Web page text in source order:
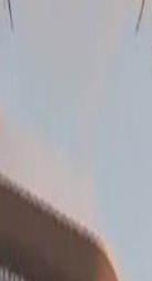
Mis favoritos